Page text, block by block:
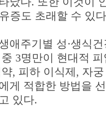
증도 초래할 수 있
애주기별 성·생식
3명만이 현대적
, 피하 이식제, 자
게 적합한 방법을
있다.